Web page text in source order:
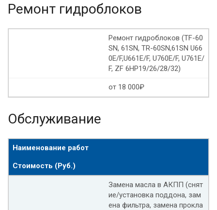
Ремонт гидроблоков
Ремонт гидроблоков (TF-60
SN, 61SN, TR-60SN,61SN U66
0E/F,U661E/F, U760E/F, U761E/
F, ZF 6HP19/26/28/32)
от 18 000₽
Обслуживание
Наименование работ
Стоимость (Руб.)
Замена масла в АКПП (снят
ие/установка поддона, зам
ена фильтра, замена прокла